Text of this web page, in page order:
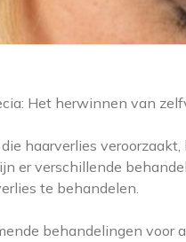
Het herwinnen van
haarverlies
er verschillende
te behandelen.
behandelingen voor